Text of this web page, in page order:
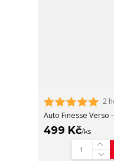
2
Auto Finesse Verso
499 Kč/ks